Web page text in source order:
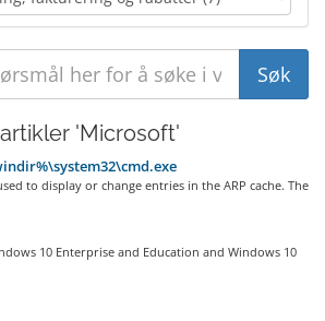
'Microsoft'
to display or change entries in the ARP cache. The
10 Enterprise and Education and Windows 10